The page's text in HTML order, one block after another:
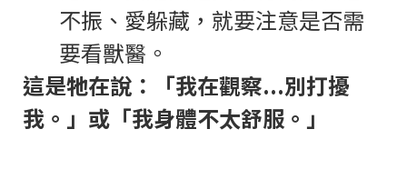
不振、愛躲藏，就要注意是否需
要看獸醫。
這是牠在說：「我在觀察...別打擾
我。」或「我身體不太舒服。」